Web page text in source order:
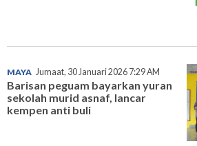
MAYA Jumaat, 30 Januari 2026 7:29 AM
Barisan peguam bayarkan yuran
sekolah murid asnaf, lancar
kempen anti buli